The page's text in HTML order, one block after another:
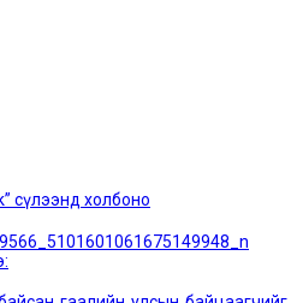
сүлээнд холбоно